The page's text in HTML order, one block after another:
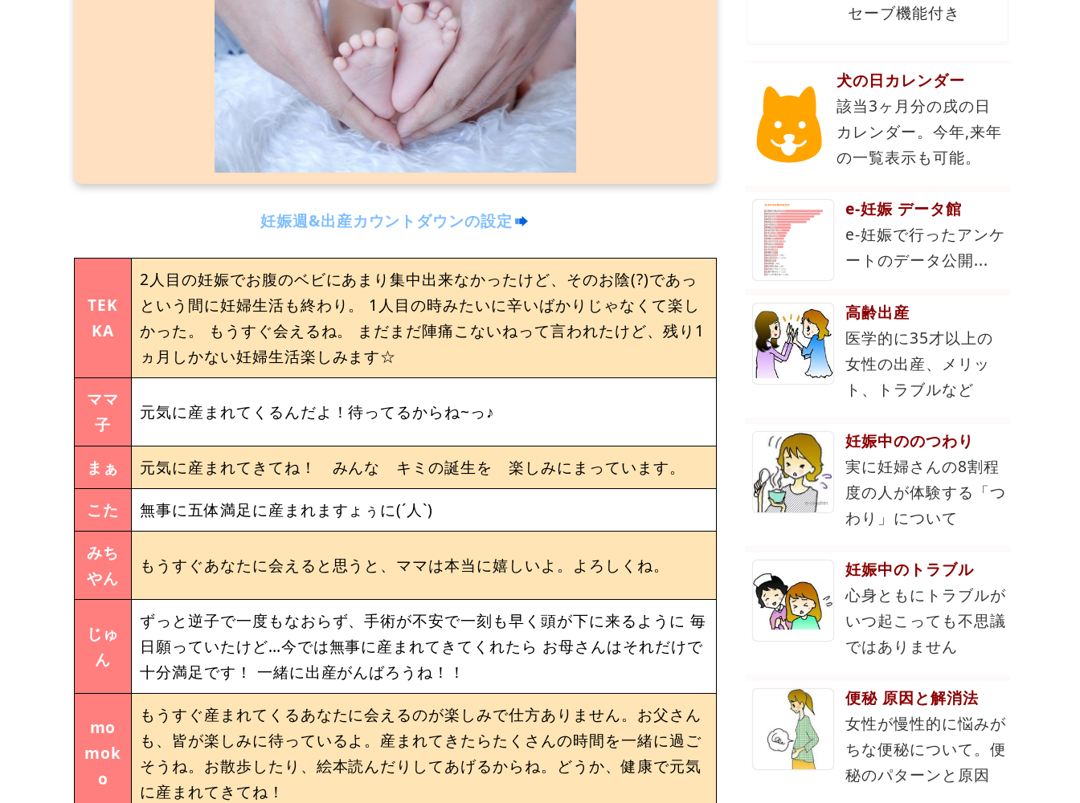
妊娠週&出産カウントダウンの設定
TEK
KA
2人目の妊娠でお腹のベビにあまり集中出来なかったけど、そのお陰(?)であっ
という間に妊婦生活も終わり。 1人目の時みたいに辛いばかりじゃなくて楽し
かった。 もうすぐ会えるね。 まだまだ陣痛こないねって言われたけど、残り1
ヵ月しかない妊婦生活楽しみます☆
ママ
子
元気に産まれてくるんだよ！待ってるからね~っ♪
まぁ
元気に産まれてきてね！ みんな キミの誕生を 楽しみにまっています。
こた
無事に五体満足に産まれますょぅに(´人`)
みち
やん
もうすぐあなたに会えると思うと、ママは本当に嬉しいよ。よろしくね。
じゅ
ん
ずっと逆子で一度もなおらず、手術が不安で一刻も早く頭が下に来るように 毎
日願っていたけど…今では無事に産まれてきてくれたら お母さんはそれだけで
十分満足です！ 一緒に出産がんばろうね！！
mo
mok
o
もうすぐ産まれてくるあなたに会えるのが楽しみで仕方ありません。お父さん
も、皆が楽しみに待っているよ。産まれてきたらたくさんの時間を一緒に過ご
そうね。お散歩したり、絵本読んだりしてあげるからね。どうか、健康で元気
に産まれてきてね！
セーブ機能付き
犬の日カレンダー
該当3ヶ月分の戌の日
カレンダー。今年,来年
の一覧表示も可能。
e-妊娠 データ館
e-妊娠で行ったアンケ
ートのデータ公開...
高齢出産
医学的に35才以上の
女性の出産、メリッ
ト、トラブルなど
妊娠中ののつわり
実に妊婦さんの8割程
度の人が体験する「つ
わり」について
妊娠中のトラブル
心身ともにトラブルが
いつ起こっても不思議
ではありません
便秘 原因と解消法
女性が慢性的に悩みが
ちな便秘について。便
秘のパターンと原因